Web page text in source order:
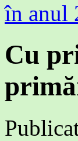
în anul
Cu